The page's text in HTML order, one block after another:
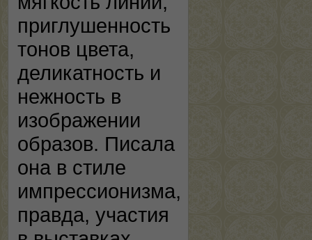
приглушенность
тонов цвета,
деликатность и
нежность в
изображении
образов. Писала
она в стиле
импрессионизма,
правда, участия